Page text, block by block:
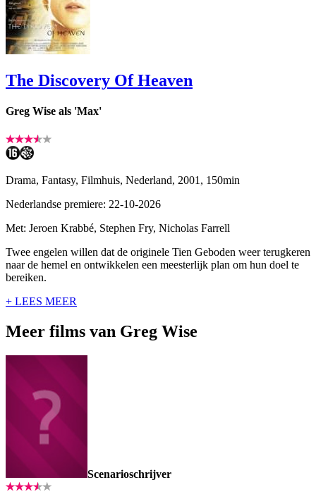
The Discovery Of Heaven
Greg Wise als 'Max'
Drama, Fantasy, Filmhuis, Nederland, 2001, 150min
Nederlandse premiere: 22-10-2026
Met: Jeroen Krabbé, Stephen Fry, Nicholas Farrell
Twee engelen willen dat de originele Tien Geboden weer terugkeren
naar de hemel en ontwikkelen een meesterlijk plan om hun doel te
bereiken.
+ LEES MEER
Meer films van Greg Wise
Scenarioschrijver